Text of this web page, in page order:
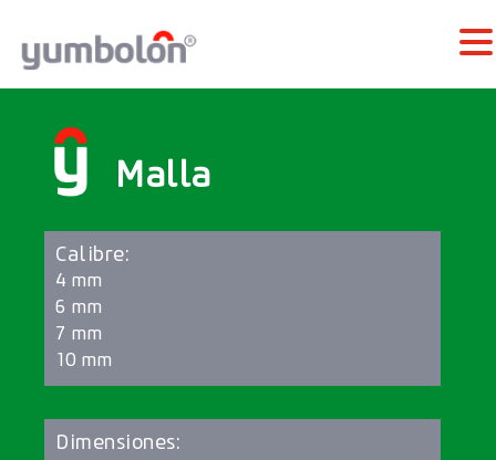
Malla
Calibre:
4 mm
6 mm
7 mm
10 mm
Dimensiones: